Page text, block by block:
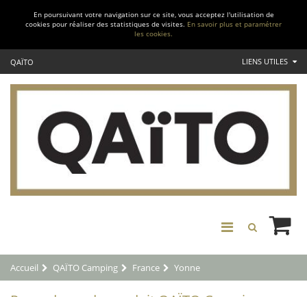
En poursuivant votre navigation sur ce site, vous acceptez l'utilisation de
cookies pour réaliser des statistiques de visites. En savoir plus et paramétrer
les cookies.
QAÏTO LIENS UTILES
Accueil QAÏTO Camping France Yonne